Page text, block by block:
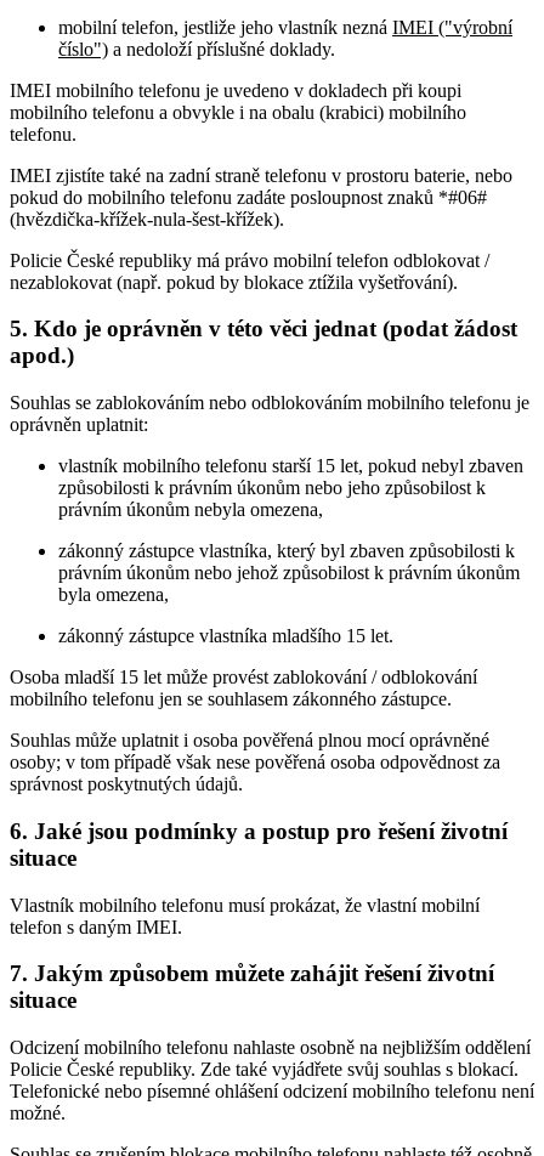
mobilní telefon, jestliže jeho vlastník nezná IMEI ("výrobní
číslo") a nedoloží příslušné doklady.
IMEI mobilního telefonu je uvedeno v dokladech při koupi
mobilního telefonu a obvykle i na obalu (krabici) mobilního
telefonu.
IMEI zjistíte také na zadní straně telefonu v prostoru baterie, nebo
pokud do mobilního telefonu zadáte posloupnost znaků *#06#
(hvězdička-křížek-nula-šest-křížek).
Policie České republiky má právo mobilní telefon odblokovat /
nezablokovat (např. pokud by blokace ztížila vyšetřování).
5. Kdo je oprávněn v této věci jednat (podat žádost
apod.)
Souhlas se zablokováním nebo odblokováním mobilního telefonu je
oprávněn uplatnit:
vlastník mobilního telefonu starší 15 let, pokud nebyl zbaven
způsobilosti k právním úkonům nebo jeho způsobilost k
právním úkonům nebyla omezena,
zákonný zástupce vlastníka, který byl zbaven způsobilosti k
právním úkonům nebo jehož způsobilost k právním úkonům
byla omezena,
zákonný zástupce vlastníka mladšího 15 let.
Osoba mladší 15 let může provést zablokování / odblokování
mobilního telefonu jen se souhlasem zákonného zástupce.
Souhlas může uplatnit i osoba pověřená plnou mocí oprávněné
osoby; v tom případě však nese pověřená osoba odpovědnost za
správnost poskytnutých údajů.
6. Jaké jsou podmínky a postup pro řešení životní
situace
Vlastník mobilního telefonu musí prokázat, že vlastní mobilní
telefon s daným IMEI.
7. Jakým způsobem můžete zahájit řešení životní
situace
Odcizení mobilního telefonu nahlaste osobně na nejbližším oddělení
Policie České republiky. Zde také vyjádřete svůj souhlas s blokací.
Telefonické nebo písemné ohlášení odcizení mobilního telefonu není
možné.